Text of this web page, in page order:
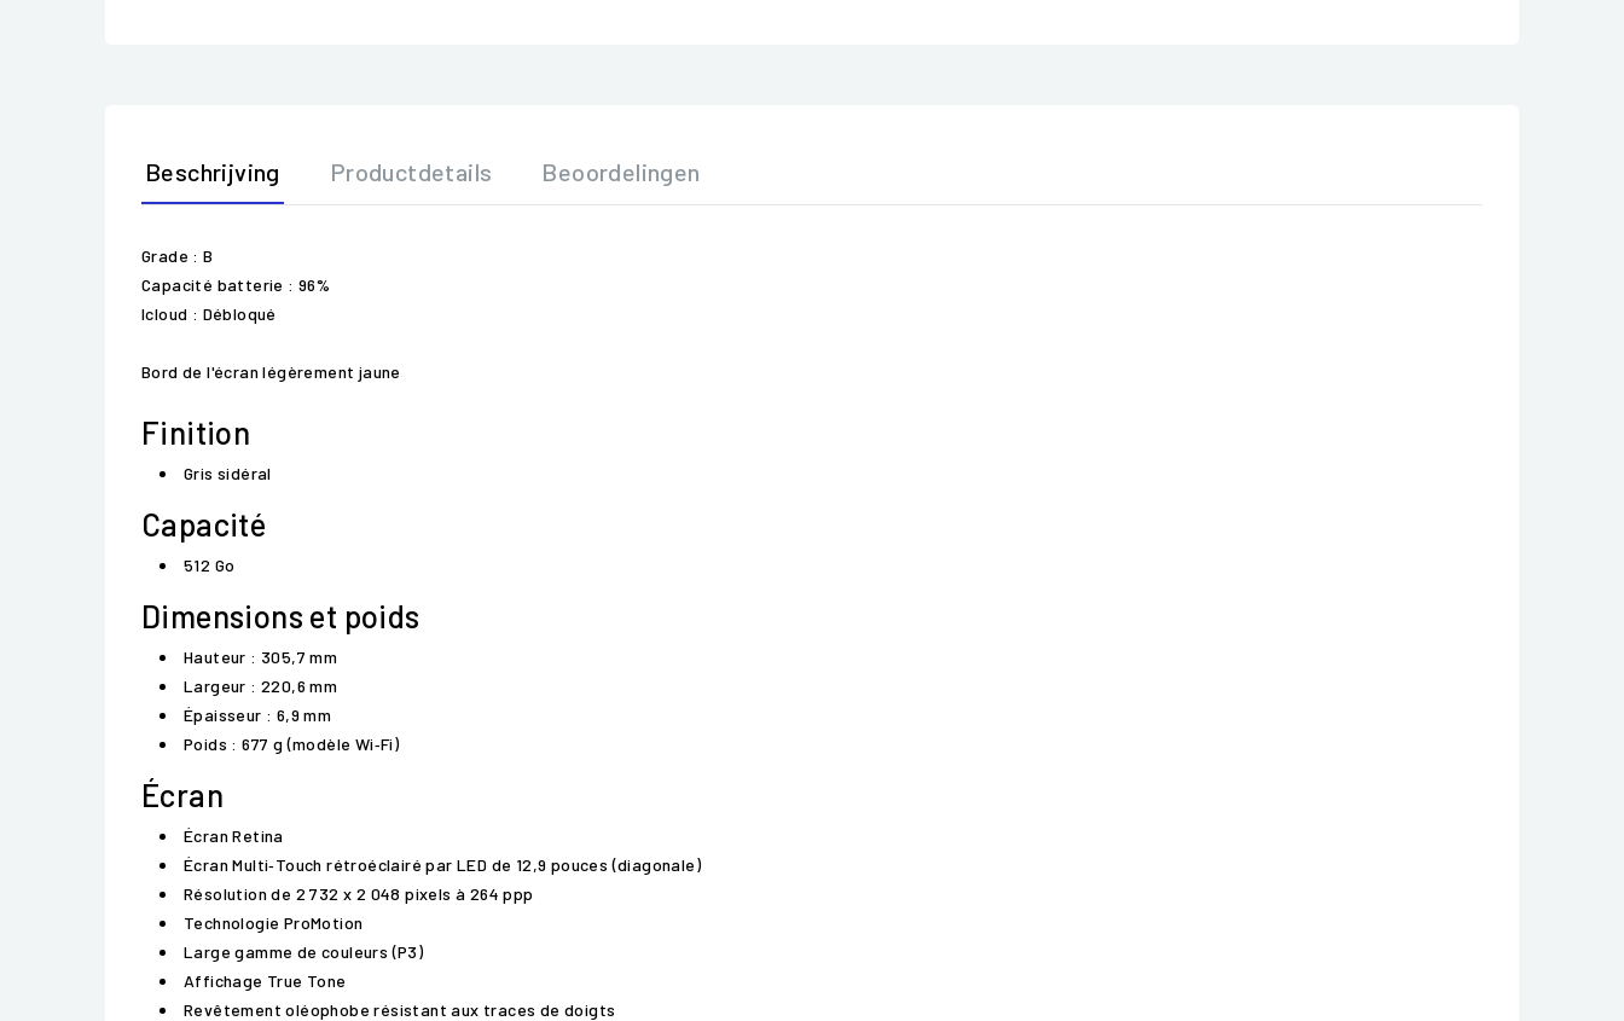
Beschrijving Productdetails Beoordelingen
Grade : B
Capacité batterie : 96%
Icloud : Débloqué
Bord de l'écran légèrement jaune
Finition
Gris sidéral
Capacité
512 Go
Dimensions et poids
Hauteur : 305,7 mm
Largeur : 220,6 mm
Épaisseur : 6,9 mm
Poids : 677 g (modèle Wi‑Fi)
Écran
Écran Retina
Écran Multi‑Touch rétroéclairé par LED de 12,9 pouces (diagonale)
Résolution de 2 732 x 2 048 pixels à 264 ppp
Technologie ProMotion
Large gamme de couleurs (P3)
Affichage True Tone
Revêtement oléophobe résistant aux traces de doigts